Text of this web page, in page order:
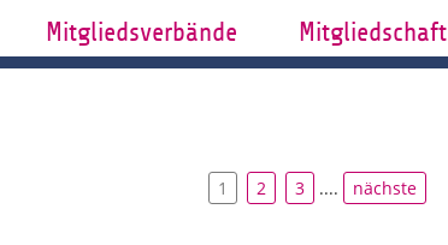
Mitgliedsverbände Mitgliedschaft
1 2 3 .... nächste